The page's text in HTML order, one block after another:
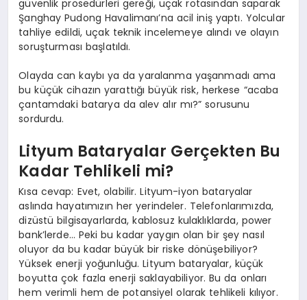
güvenlik prosedürleri gereği, uçak rotasından saparak
Şanghay Pudong Havalimanı’na acil iniş yaptı. Yolcular
tahliye edildi, uçak teknik incelemeye alındı ve olayın
soruşturması başlatıldı.
Olayda can kaybı ya da yaralanma yaşanmadı ama
bu küçük cihazın yarattığı büyük risk, herkese “acaba
çantamdaki batarya da alev alır mı?” sorusunu
sordurdu.
Lityum Bataryalar Gerçekten Bu
Kadar Tehlikeli mi?
Kısa cevap: Evet, olabilir. Lityum-iyon bataryalar
aslında hayatımızın her yerindeler. Telefonlarımızda,
dizüstü bilgisayarlarda, kablosuz kulaklıklarda, power
bank’lerde… Peki bu kadar yaygın olan bir şey nasıl
oluyor da bu kadar büyük bir riske dönüşebiliyor?
Yüksek enerji yoğunluğu. Lityum bataryalar, küçük
boyutta çok fazla enerji saklayabiliyor. Bu da onları
hem verimli hem de potansiyel olarak tehlikeli kılıyor.